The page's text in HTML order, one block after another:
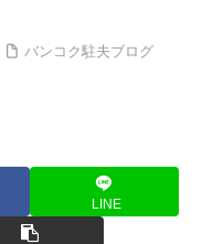
バンコク駐夫ブログ
LINE